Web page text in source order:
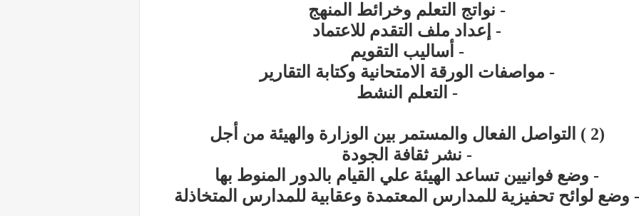
- نواتج التعلم وخرائط المنهج
- إعداد ملف التقدم للاعتماد
- أساليب التقويم
- مواصفات الورقة الامتحانية وكتابة التقارير
- التعلم النشط
(2 ) التواصل الفعال والمستمر بين الوزارة والهيئة من أجل
- نشر ثقافة الجودة
- وضع فوانيين تساعد الهيئة علي القيام بالدور المنوط بها
- وضع لوائح تحفيزية للمدارس المعتمدة وعقابية للمدارس المتخاذلة